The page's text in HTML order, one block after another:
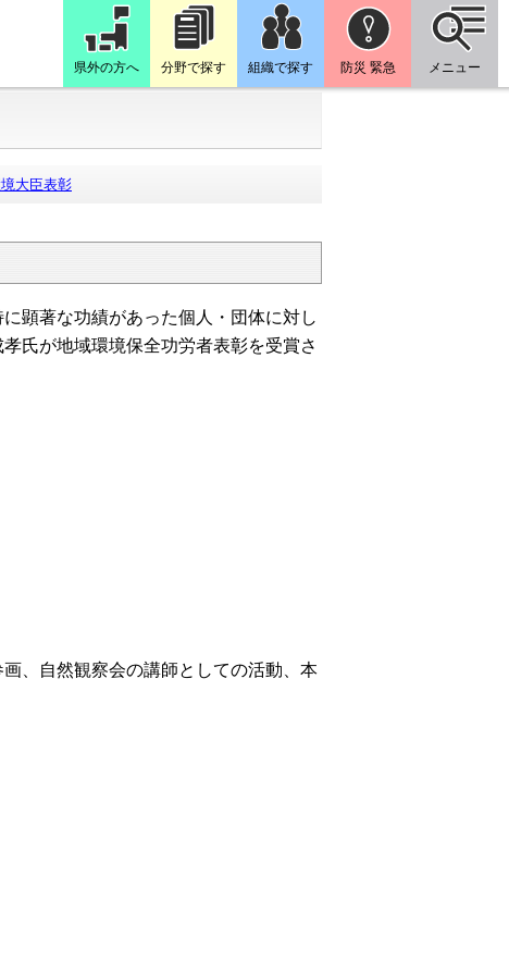
県外の方へ 分野で探す 組織で探す 防災 緊急 メニュー
大臣表彰
顕著な功績があった個人・団体に対し
氏が地域環境保全功労者表彰を受賞さ
、
自然観察会の講師としての活動、本